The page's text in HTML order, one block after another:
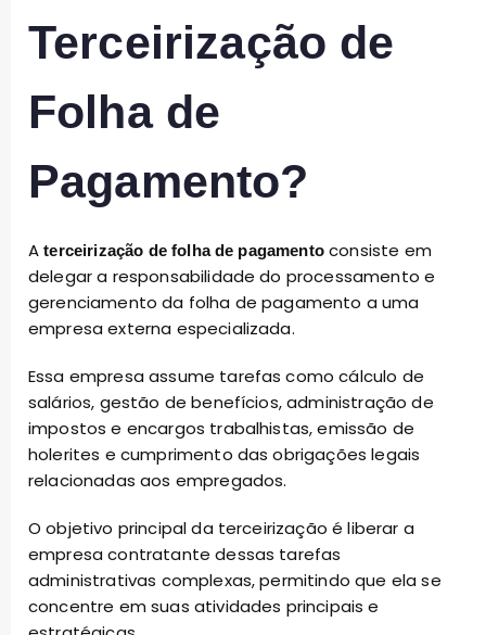
Terceirização de
Folha de
Pagamento?
Aterceirização de folha de pagamentoconsiste em
delegar a responsabilidade do processamento e
gerenciamento da folha de pagamento a uma
empresa externa especializada.
Essa empresa assume tarefas como cálculo de
salários, gestão de benefícios, administração de
impostos e encargos trabalhistas, emissão de
holerites e cumprimento das obrigações legais
relacionadas aos empregados.
O objetivo principal da terceirização é liberar a
empresa contratante dessas tarefas
administrativas complexas, permitindo que ela se
concentre em suas atividades principais e